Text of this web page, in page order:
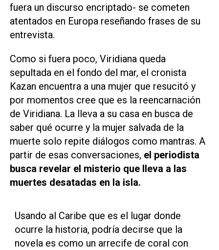
fuera un discurso encriptado- se cometen
atentados en Europa reseñando frases de su
entrevista.
Como si fuera poco, Viridiana queda
sepultada en el fondo del mar, el cronista
Kazan encuentra a una mujer que resucitó y
por momentos cree que es la reencarnación
de Viridiana. La lleva a su casa en busca de
saber qué ocurre y la mujer salvada de la
muerte solo repite diálogos como mantras. A
partir de esas conversaciones, el periodista
busca revelar el misterio que lleva a las
muertes desatadas en la isla.
Usando al Caribe que es el lugar donde
ocurre la historia, podría decirse que la
novela es como un arrecife de coral con